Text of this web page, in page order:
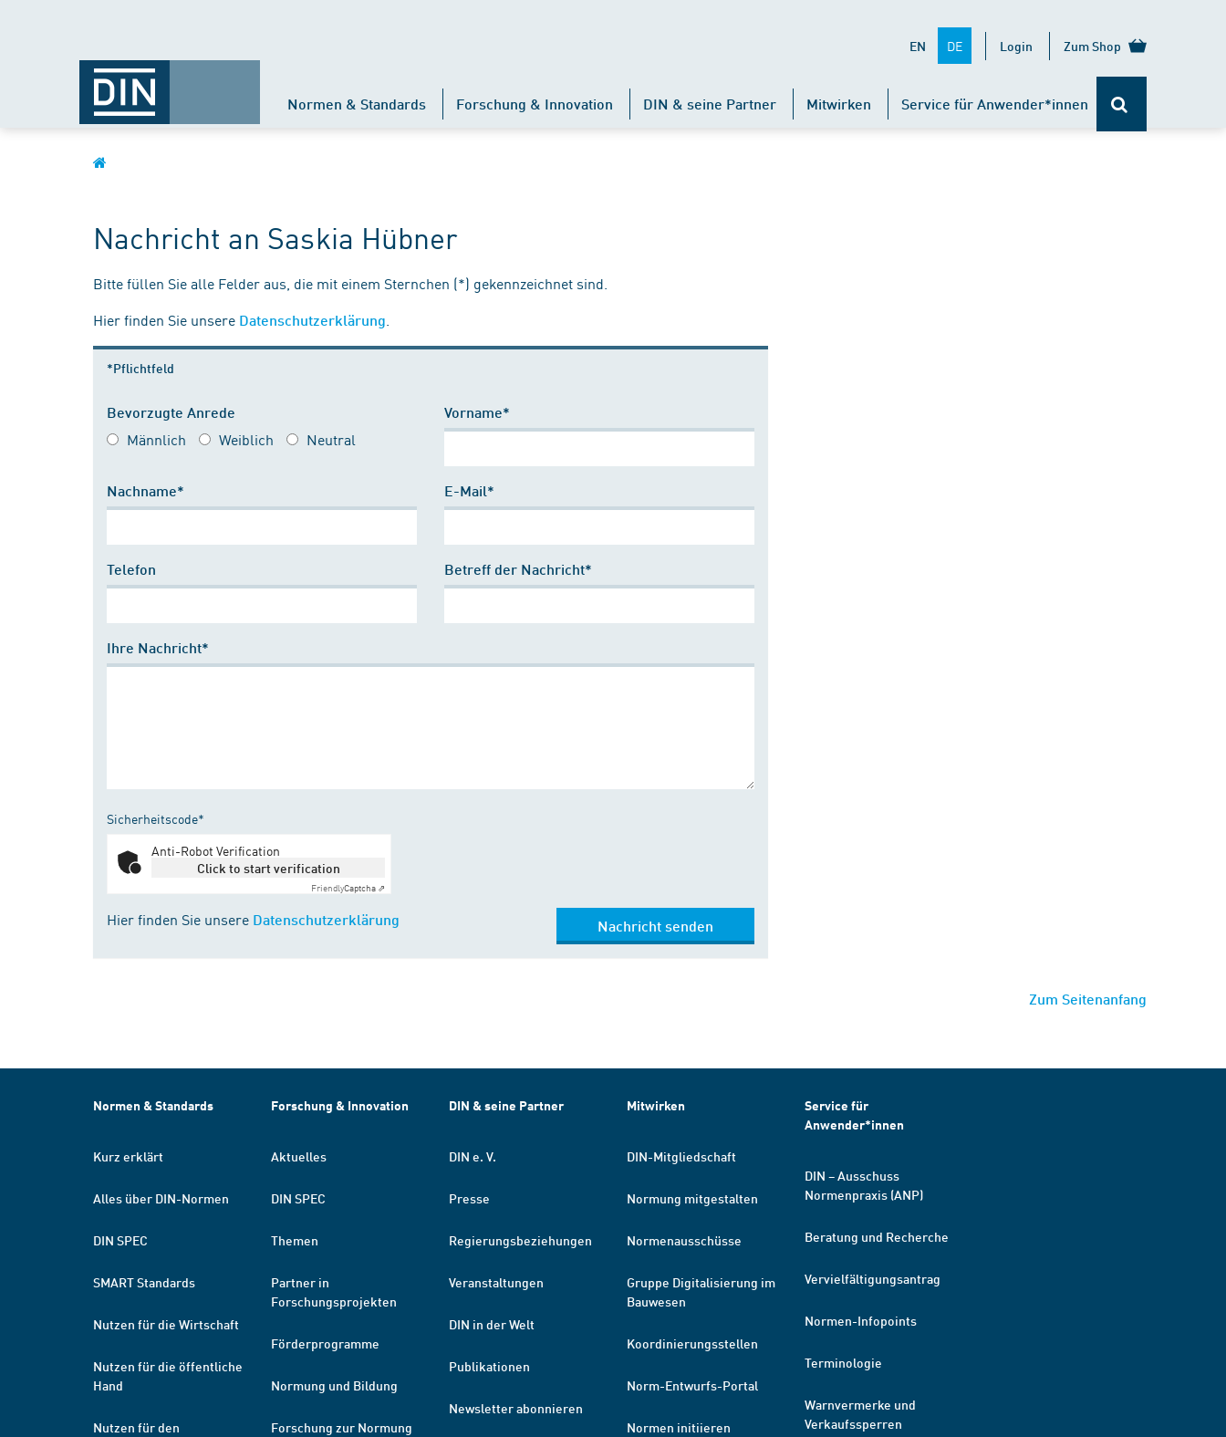
EN DE Login Zum Shop
Normen & Standards Forschung & Innovation DIN & seine Partner Mitwirken Service für Anwender*innen
Nachricht an Saskia Hübner
Bitte füllen Sie alle Felder aus, die mit einem Sternchen (*) gekennzeichnet sind.
Hier finden Sie unsere Datenschutzerklärung
*Pflichtfeld
Bevorzugte Anrede
Männlich Weiblich Neutral
Vorname*
Nachname* E-Mail*
Telefon Betreff der Nachricht*
Ihre Nachricht*
Sicherheitscode*
Anti-Robot Verification
Click to start verification
FriendlyCaptcha ⇗
Hier finden Sie unsere Datenschutzerklärung Nachricht senden
Zum Seitenanfang
Normen & Standards
Kurz erklärt
Alles über DIN-Normen
DIN SPEC
SMART Standards
Nutzen für die Wirtschaft
Nutzen für die öffentliche
Hand
Nutzen für den
Forschung & Innovation
Aktuelles
DIN SPEC
Themen
Partner in
Forschungsprojekten
Förderprogramme
Normung und Bildung
Forschung zur Normung
DIN & seine Partner
DIN e. V.
Presse
Regierungsbeziehungen
Veranstaltungen
DIN in der Welt
Publikationen
Newsletter abonnieren
Mitwirken
DIN-Mitgliedschaft
Normung mitgestalten
Normenausschüsse
Gruppe Digitalisierung im
Bauwesen
Koordinierungsstellen
Norm-Entwurfs-Portal
Normen initiieren
Service für
Anwender*innen
DIN – Ausschuss
Normenpraxis (ANP)
Beratung und Recherche
Vervielfältigungsantrag
Normen-Infopoints
Terminologie
Warnvermerke und
Verkaufssperren